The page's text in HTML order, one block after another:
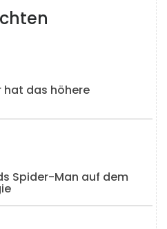
hat das höhere
Spider-Man auf dem